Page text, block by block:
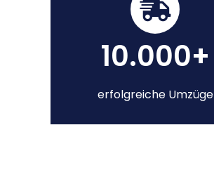
10.000+
erfolgreiche Umzüge